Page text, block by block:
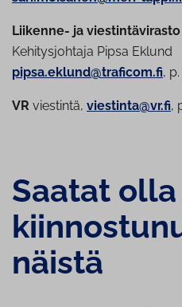
Liikenne- ja
Kehitysjohtaja Pipsa Eklund
pipsa.eklund@traficom.fi,
VR viestintä, viestinta@vr.fi,
Saatat olla
näistä